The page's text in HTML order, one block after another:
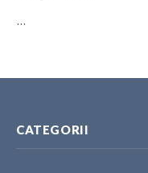
…
CATEGORII